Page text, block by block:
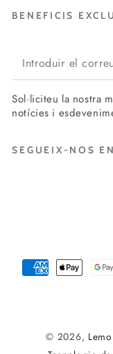
BENEFICIS
Introduir
el
correu
aquí
Sol·liciteu la nostra
notícies i
SEGUEIX-NOS
© 2026,
Mètodes
productes a